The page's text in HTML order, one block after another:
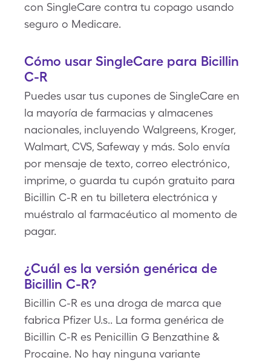
con SingleCare contra tu copago usando
seguro o Medicare.
Cómo usar SingleCare para Bicillin
C-R
Puedes usar tus cupones de SingleCare en
la mayoría de farmacias y almacenes
nacionales, incluyendo Walgreens, Kroger,
Walmart, CVS, Safeway y más. Solo envía
por mensaje de texto, correo electrónico,
imprime, o guarda tu cupón gratuito para
Bicillin C-R en tu billetera electrónica y
muéstralo al farmacéutico al momento de
pagar.
¿Cuál es la versión genérica de
Bicillin C-R?
Bicillin C-R es una droga de marca que
fabrica Pfizer U.s.. La forma genérica de
Bicillin C-R es Penicillin G Benzathine &
Procaine. No hay ninguna variante